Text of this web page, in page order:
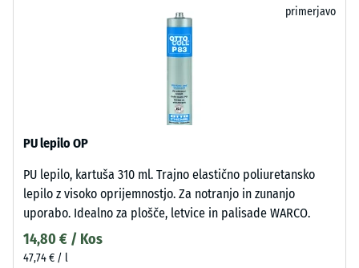
primerjavo
PU lepilo OP
PU lepilo, kartuša 310 ml. Trajno elastično poliuretansko
lepilo z visoko oprijemnostjo. Za notranjo in zunanjo
uporabo. Idealno za plošče, letvice in palisade WARCO.
14,80 € / Kos
47,74 € / l